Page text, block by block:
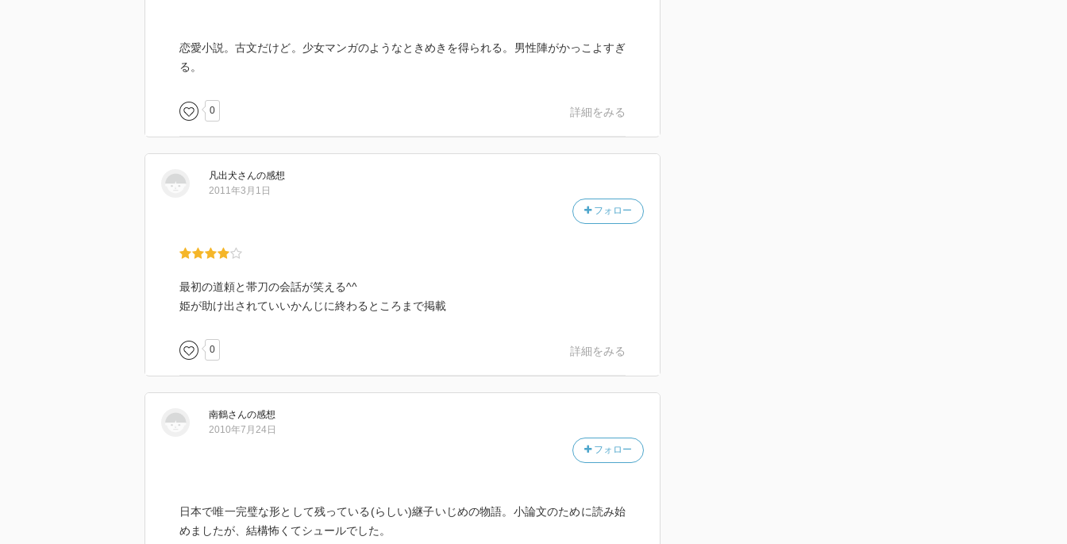
恋愛小説。古文だけど。少女マンガのようなときめきを得られる。男性陣がかっこよすぎ
る。
0 詳細をみる
凡出犬さんの感想
フォロー
2011年3月1日
最初の道頼と帯刀の会話が笑える^^
姫が助け出されていいかんじに終わるところまで掲載
0 詳細をみる
南鶴さんの感想
フォロー
2010年7月24日
日本で唯一完璧な形として残っている(らしい)継子いじめの物語。小論文のために読み始
めましたが、結構怖くてシュールでした。